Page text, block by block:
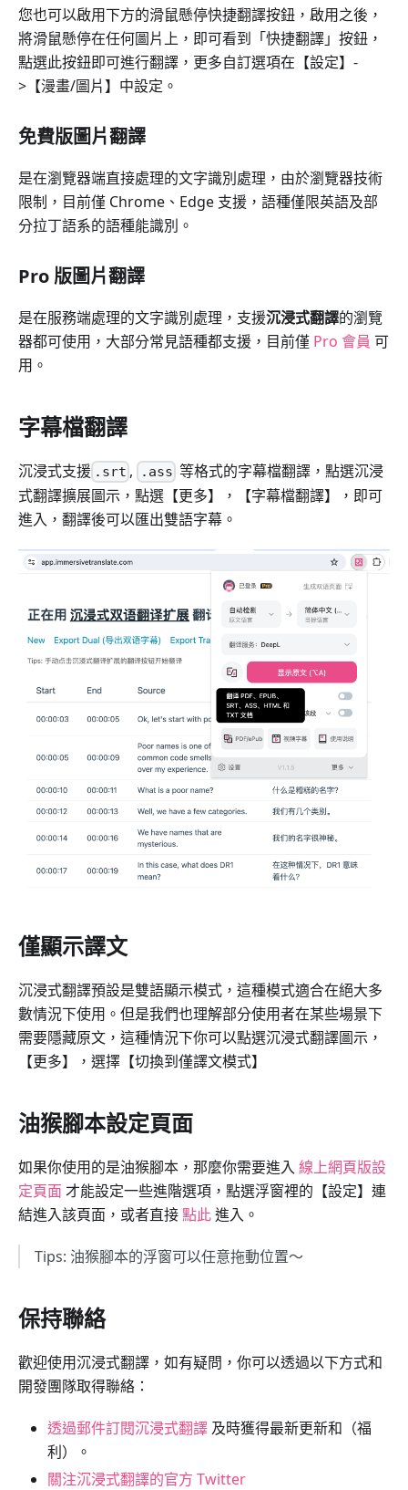
您也可以啟用下方的滑鼠懸停快捷翻譯按鈕，啟用之後，
將滑鼠懸停在任何圖片上，即可看到「快捷翻譯」按鈕，
點選此按鈕即可進行翻譯，更多自訂選項在【設定】-
>【漫畫/圖片】中設定。
免費版圖片翻譯
是在瀏覽器端直接處理的文字識別處理，由於瀏覽器技術
限制，目前僅 Chrome、Edge 支援，語種僅限英語及部
分拉丁語系的語種能識別。
Pro 版圖片翻譯
是在服務端處理的文字識別處理，支援沉浸式翻譯的瀏覽
器都可使用，大部分常見語種都支援，目前僅 Pro 會員 可
用。
字幕檔翻譯
沉浸式支援 .srt , .ass 等格式的字幕檔翻譯，點選沉浸
式翻譯擴展圖示，點選【更多】，【字幕檔翻譯】，即可
進入，翻譯後可以匯出雙語字幕。
僅顯示譯文
沉浸式翻譯預設是雙語顯示模式，這種模式適合在絕大多
數情況下使用。但是我們也理解部分使用者在某些場景下
需要隱藏原文，這種情況下你可以點選沉浸式翻譯圖示，
【更多】，選擇【切換到僅譯文模式】
油猴腳本設定頁面
如果你使用的是油猴腳本，那麼你需要進入 線上網頁版設
定頁面 才能設定一些進階選項，點選浮窗裡的【設定】連
結進入該頁面，或者直接點此進入。
Tips: 油猴腳本的浮窗可以任意拖動位置～
保持聯絡
歡迎使用沉浸式翻譯，如有疑問，你可以透過以下方式和
開發團隊取得聯絡：
透過郵件訂閱沉浸式翻譯 及時獲得最新更新和（福
利）。
關注沉浸式翻譯的官方 Twitter